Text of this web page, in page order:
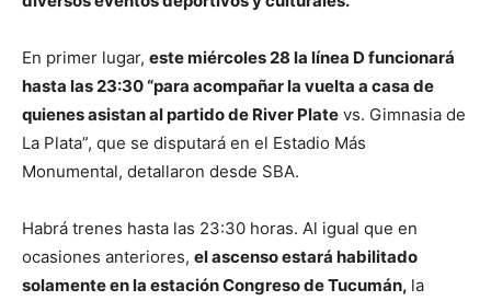
En primer lugar, este miércoles 28 la línea D funcionará
hasta las 23:30 “para acompañar la vuelta a casa de
quienes asistan al partido de River Plate vs. Gimnasia de
La Plata”, que se disputará en el Estadio Más
Monumental, detallaron desde SBA.
Habrá trenes hasta las 23:30 horas. Al igual que en
ocasiones anteriores, el ascenso estará habilitado
solamente en la estación Congreso de Tucumán, la